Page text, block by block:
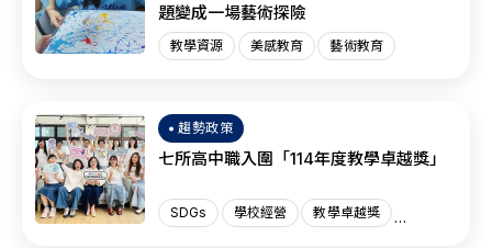
題變成一場藝術探險
教學資源 美感教育 藝術教育
趨勢政策
七所高中職入圍「114年度教學卓越獎」
SDGs 學校經營 教學卓越獎